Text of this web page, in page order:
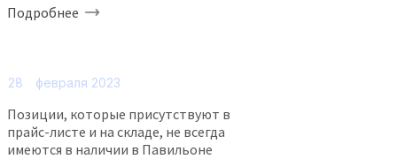
Подробнее
28 февраля 2023
Позиции, которые присутствуют в
прайс-листе и на складе, не всегда
имеются в наличии в Павильоне